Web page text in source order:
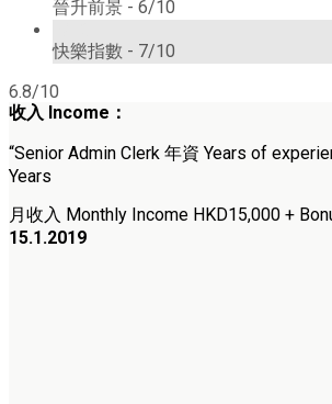
晉升前景 - 6/10
快樂指數 - 7/10
6.8/10
收入 Income：
“Senior Admin Clerk 年資 Years of
Years
月收入 Monthly Income HKD15,000 +
15.1.2019